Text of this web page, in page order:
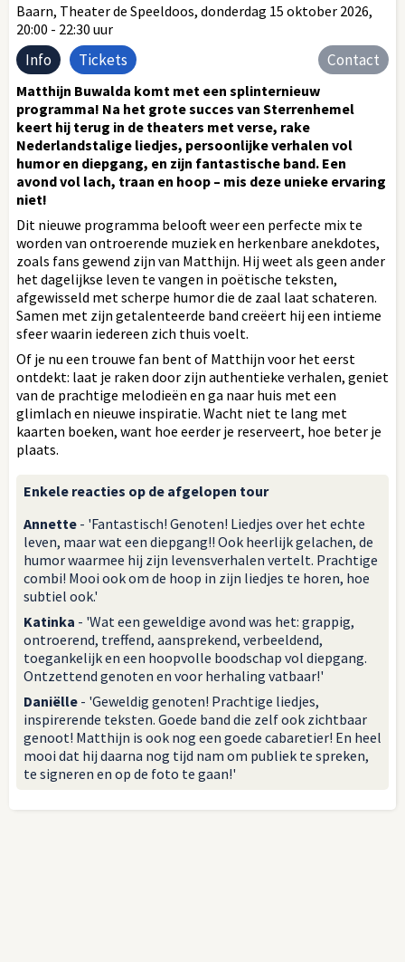
Baarn, Theater de Speeldoos, donderdag 15 oktober 2026,
20:00 - 22:30 uur
Info Tickets Contact
Matthijn Buwalda komt met een splinternieuw
programma! Na het grote succes van Sterrenhemel
keert hij terug in de theaters met verse, rake
Nederlandstalige liedjes, persoonlijke verhalen vol
humor en diepgang, en zijn fantastische band. Een
avond vol lach, traan en hoop – mis deze unieke ervaring
niet!
Dit nieuwe programma belooft weer een perfecte mix te
worden van ontroerende muziek en herkenbare anekdotes,
zoals fans gewend zijn van Matthijn. Hij weet als geen ander
het dagelijkse leven te vangen in poëtische teksten,
afgewisseld met scherpe humor die de zaal laat schateren.
Samen met zijn getalenteerde band creëert hij een intieme
sfeer waarin iedereen zich thuis voelt.
Of je nu een trouwe fan bent of Matthijn voor het eerst
ontdekt: laat je raken door zijn authentieke verhalen, geniet
van de prachtige melodieën en ga naar huis met een
glimlach en nieuwe inspiratie. Wacht niet te lang met
kaarten boeken, want hoe eerder je reserveert, hoe beter je
plaats.
Enkele reacties op de afgelopen tour
Annette - 'Fantastisch! Genoten! Liedjes over het echte
leven, maar wat een diepgang!! Ook heerlijk gelachen, de
humor waarmee hij zijn levensverhalen vertelt. Prachtige
combi! Mooi ook om de hoop in zijn liedjes te horen, hoe
subtiel ook.'
Katinka - 'Wat een geweldige avond was het: grappig,
ontroerend, treffend, aansprekend, verbeeldend,
toegankelijk en een hoopvolle boodschap vol diepgang.
Ontzettend genoten en voor herhaling vatbaar!'
Daniëlle - 'Geweldig genoten! Prachtige liedjes,
inspirerende teksten. Goede band die zelf ook zichtbaar
genoot! Matthijn is ook nog een goede cabaretier! En heel
mooi dat hij daarna nog tijd nam om publiek te spreken,
te signeren en op de foto te gaan!'